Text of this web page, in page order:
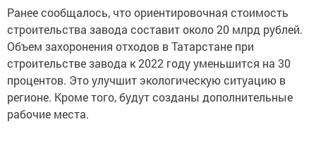
Ранее сообщалось, что ориентировочная стоимость
строительства завода составит около 20 млрд рублей.
Объем захоронения отходов в Татарстане при
строительстве завода к 2022 году уменьшится на 30
процентов. Это улучшит экологическую ситуацию в
регионе. Кроме того, будут созданы дополнительные
рабочие места.